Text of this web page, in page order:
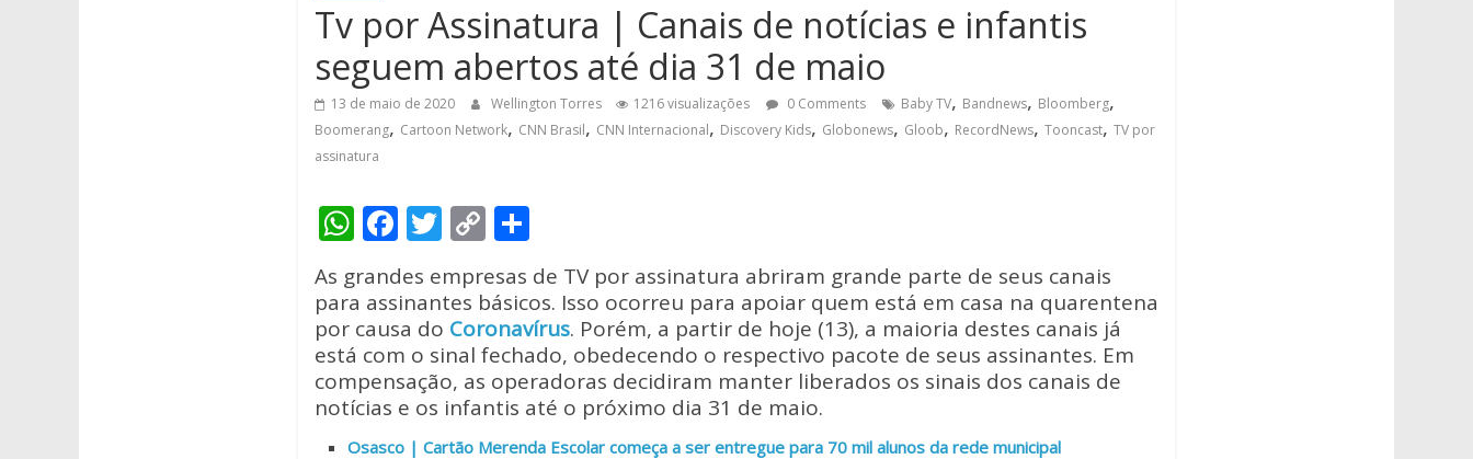
Tv por Assinatura | Canais de notícias e infantis
seguem abertos até dia 31 de maio
13 de maio de 2020 Wellington Torres 1216 visualizações 0 Comments Baby TV, Bandnews, Bloomberg,
Boomerang, Cartoon Network, CNN Brasil, CNN Internacional, Discovery Kids, Globonews, Gloob, RecordNews, Tooncast, TV por
assinatura
W
at
s
A
p
p
F
ac
e
b
o
o
k
T
itt
er
C
p
y
Li
n
k
h
ar
e
As grandes empresas de TV por assinatura abriram grande parte de seus canais
para assinantes básicos. Isso ocorreu para apoiar quem está em casa na quarentena
por causa do Coronavírus. Porém, a partir de hoje (13), a maioria destes canais já
está com o sinal fechado, obedecendo o respectivo pacote de seus assinantes. Em
compensação, as operadoras decidiram manter liberados os sinais dos canais de
notícias e os infantis até o próximo dia 31 de maio.
Osasco | Cartão Merenda Escolar começa a ser entregue para 70 mil alunos da rede municipal